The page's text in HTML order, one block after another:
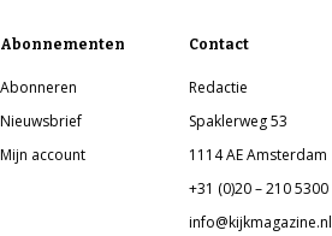
Abonnementen
Abonneren
Nieuwsbrief
Mijn account
Contact
Redactie
Spaklerweg 53
1114 AE Amsterdam
+31 (0)20 – 210 5300
info@kijkmagazine.nl